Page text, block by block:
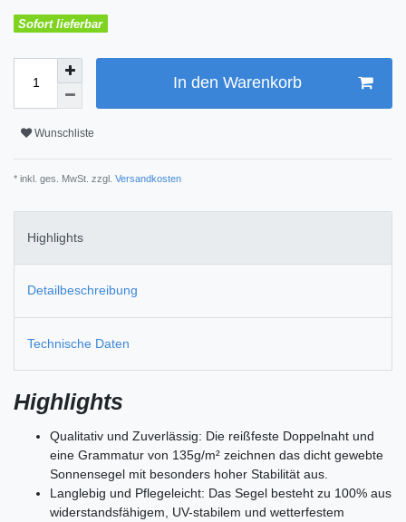
Sofort lieferbar
In den Warenkorb
Wunschliste
* inkl. ges. MwSt. zzgl. Versandkosten
Highlights
Detailbeschreibung
Technische Daten
Highlights
Qualitativ und Zuverlässig: Die reißfeste Doppelnaht und
eine Grammatur von 135g/m² zeichnen das dicht gewebte
Sonnensegel mit besonders hoher Stabilität aus.
Langlebig und Pflegeleicht: Das Segel besteht zu 100% aus
widerstandsfähigem, UV-stabilem und wetterfestem